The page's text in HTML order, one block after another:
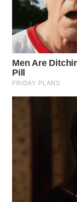
Para o
ajustes simples
milagrosos:
usar lixeira
evitar